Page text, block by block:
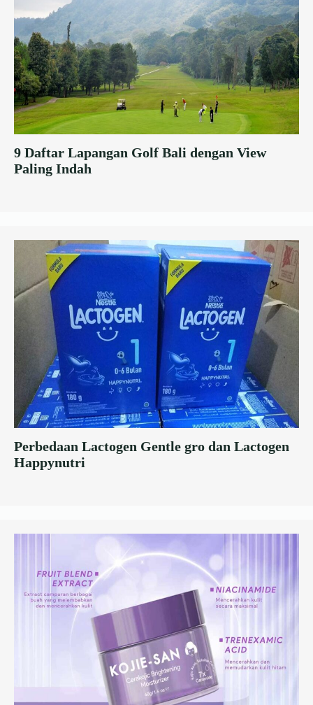
9 Daftar Lapangan Golf Bali dengan View
Paling Indah
Perbedaan Lactogen Gentle gro dan Lactogen
Happynutri